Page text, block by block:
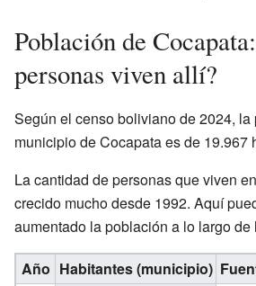
Población de
personas viven allí?
Según el censo boliviano de 2024, la
municipio de Cocapata es de 19.967
La cantidad de personas que viven
crecido mucho desde 1992. Aquí
aumentado la población a lo largo de
Año Habitantes (municipio)